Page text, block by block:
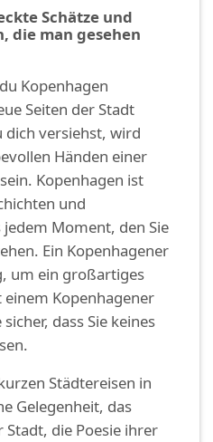
Schätze und
die man gesehen
Kopenhagen
Seiten der Stadt
dich versiehst, wird
Händen einer
Kopenhagen ist
und
Moment, den Sie
Ein Kopenhagener
um ein großartiges
einem Kopenhagener
dass Sie keines
Städtereisen in
Gelegenheit, das
Stadt, die Poesie ihrer